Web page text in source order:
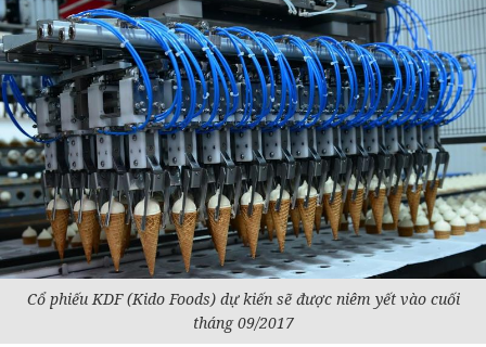
Cổ phiếu KDF (Kido Foods) dự kiến sẽ được niêm yết vào cuối
tháng 09/2017